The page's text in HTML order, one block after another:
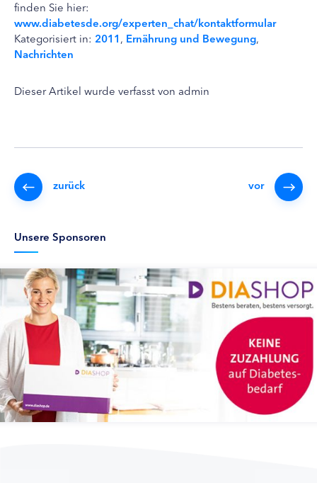
finden Sie hier:
www.diabetesde.org/experten_chat/kontaktformular
Kategorisiert in: 2011, Ernährung und Bewegung,
Nachrichten
Dieser Artikel wurde verfasst von admin
zurück vor
Unsere Sponsoren